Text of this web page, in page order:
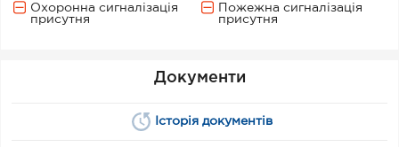
Охоронна сигналізація
присутня
Пожежна сигналізація
присутня
Документи
Історія документів